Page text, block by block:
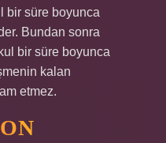
bir süre boyunca
Bundan sonra
bir süre boyunca
kalan
etmez.